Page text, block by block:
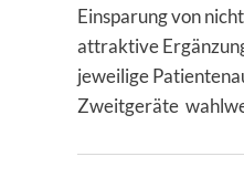
Einsparung von
attraktive
jeweilige
Zweitgeräte